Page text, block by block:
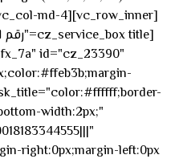
id="cz_23390"
width:2px;"
right:0px;margin-left:0px;"]